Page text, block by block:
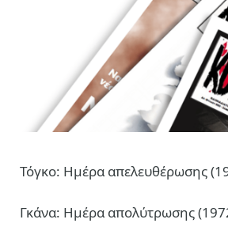
Τόγκο: Ημέρα απελευθέρωσης
Γκάνα: Ημέρα απολύτρωσης